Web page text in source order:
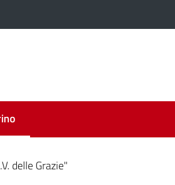
delle Grazie"